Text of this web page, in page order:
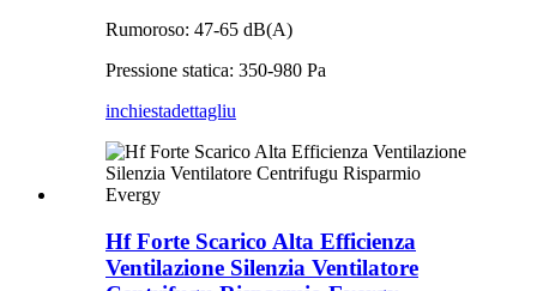
Rumoroso: 47-65 dB(A)
Pressione statica: 350-980 Pa
inchiestadettagliu
Hf Forte Scarico Alta Efficienza
Ventilazione Silenzia Ventilatore